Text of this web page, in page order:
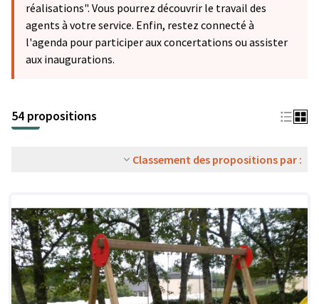
réalisations". Vous pourrez découvrir le travail des
agents à votre service. Enfin, restez connecté à
l'agenda pour participer aux concertations ou assister
aux inaugurations.
54 propositions
Classement des propositions par :